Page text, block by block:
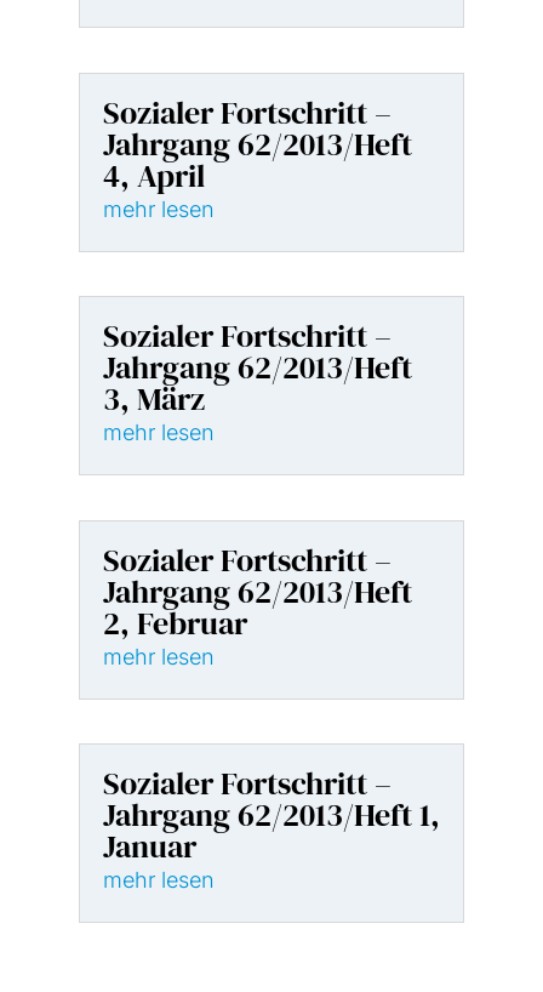
Sozialer Fortschritt –
Jahrgang 62/2013/Heft
4, April
mehr lesen
Sozialer Fortschritt –
Jahrgang 62/2013/Heft
3, März
mehr lesen
Sozialer Fortschritt –
Jahrgang 62/2013/Heft
2, Februar
mehr lesen
Sozialer Fortschritt –
Jahrgang 62/2013/Heft 1,
Januar
mehr lesen